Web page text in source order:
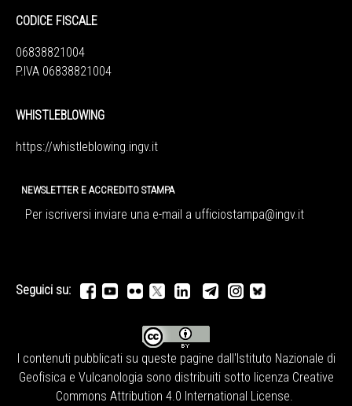
CODICE FISCALE
06838821004
P.IVA 06838821004
WHISTLEBLOWING
https://whistleblowing.ingv.it
NEWSLETTER E ACCREDITO STAMPA
Per iscriversi inviare una e-mail a ufficiostampa@ingv.it
Seguici su:
I contenuti pubblicati su queste pagine dall' Istituto Nazionale di
Geofisica e Vulcanologia sono distribuiti sotto licenza Creative
Commons Attribution 4.0 International License.